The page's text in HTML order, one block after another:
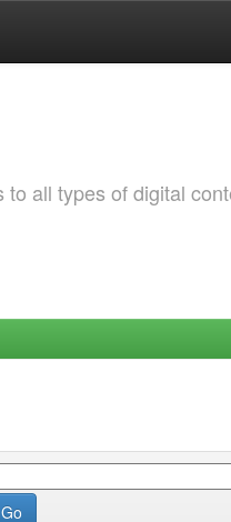
all types of digital